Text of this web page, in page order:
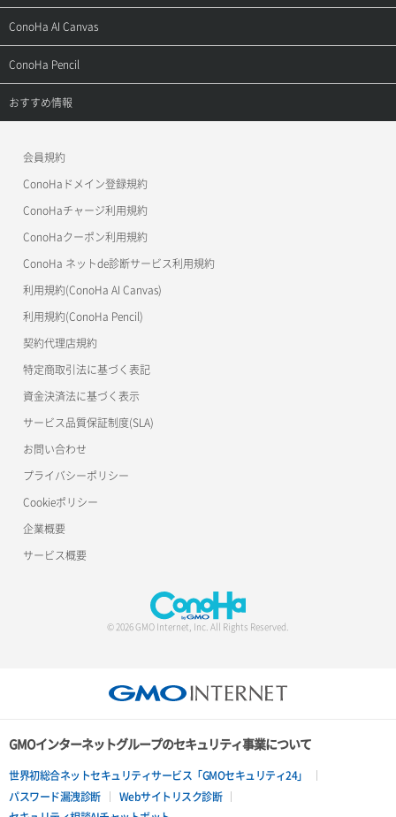
お問い合わせ
お乗り換えガイド
よくある質問
APIドキュメントVPS2.0
APIドキュメントVPS3.0
ご利用ガイド
APIドキュメントVPS2.0
APIドキュメントVPS3.0
サポートトップ
ご利用ガイド
ConoHa AI Canvas
サポートトップ
ご利用ガイド
ConoHa Pencil
サポートトップ
おすすめ情報
美雲このは徹底ガイド
会員規約
ConoHaドメイン登録規約
ConoHaチャージ利用規約
ConoHaクーポン利用規約
ConoHa ネットde診断サービス利用規約
利用規約(ConoHa AI Canvas)
利用規約(ConoHa Pencil)
契約代理店規約
特定商取引法に基づく表記
資金決済法に基づく表示
サービス品質保証制度(SLA)
お問い合わせ
プライバシーポリシー
Cookieポリシー
企業概要
サービス概要
© 2026 GMO Internet, Inc. All Rights Reserved.
GMOインターネットグループのセキュリティ事業について
世界初総合ネットセキュリティサービス「GMOセキュリティ24」
パスワード漏洩診断
Webサイトリスク診断